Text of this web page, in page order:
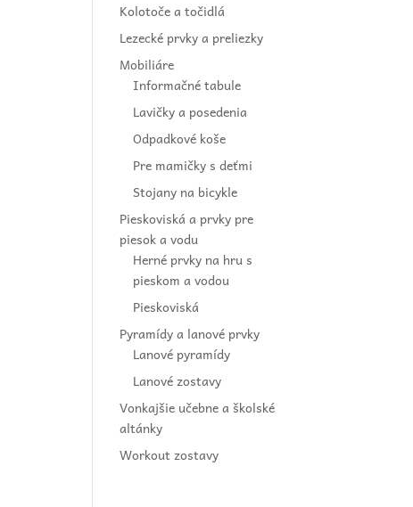
Kolotoče a točidlá
Lezecké prvky a preliezky
Mobiliáre
Informačné tabule
Lavičky a posedenia
Odpadkové koše
Pre mamičky s deťmi
Stojany na bicykle
Pieskoviská a prvky pre
piesok a vodu
Herné prvky na hru s
pieskom a vodou
Pieskoviská
Pyramídy a lanové prvky
Lanové pyramídy
Lanové zostavy
Vonkajšie učebne a školské
altánky
Workout zostavy